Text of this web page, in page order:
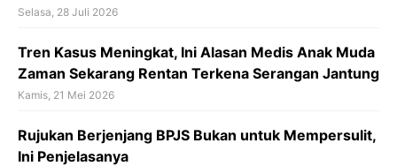
Selasa, 28 Juli 2026
‎Tren Kasus Meningkat, Ini Alasan Medis Anak Muda
Zaman Sekarang Rentan Terkena Serangan Jantung‎‎‎
Kamis, 21 Mei 2026
Rujukan Berjenjang BPJS Bukan untuk Mempersulit,
Ini Penjelasanya